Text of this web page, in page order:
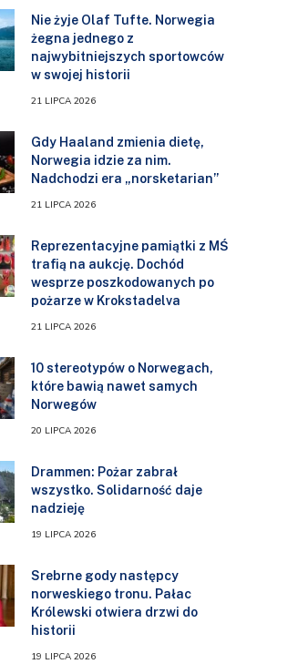
Nie żyje Olaf Tufte. Norwegia
żegna jednego z
najwybitniejszych sportowców
w swojej historii
21 LIPCA 2026
Gdy Haaland zmienia dietę,
Norwegia idzie za nim.
Nadchodzi era „norsketarian”
21 LIPCA 2026
Reprezentacyjne pamiątki z MŚ
trafią na aukcję. Dochód
wesprze poszkodowanych po
pożarze w Krokstadelva
21 LIPCA 2026
10 stereotypów o Norwegach,
które bawią nawet samych
Norwegów
20 LIPCA 2026
Drammen: Pożar zabrał
wszystko. Solidarność daje
nadzieję
19 LIPCA 2026
Srebrne gody następcy
norweskiego tronu. Pałac
Królewski otwiera drzwi do
historii
19 LIPCA 2026